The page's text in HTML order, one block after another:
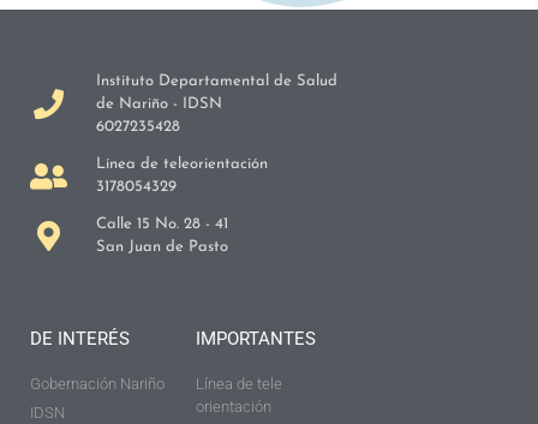
Instituto Departamental de Salud
de Nariño - IDSN
6027235428
Línea de teleorientación
3178054329
Calle 15 No. 28 - 41
San Juan de Pasto
DE INTERÉS
Gobernación Nariño
IDSN
IMPORTANTES
Línea de tele
orientación